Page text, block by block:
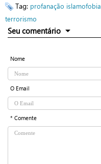
Tag: profanação islamofobia
terrorismo
Seu comentário
Nome
O Email
* Comente